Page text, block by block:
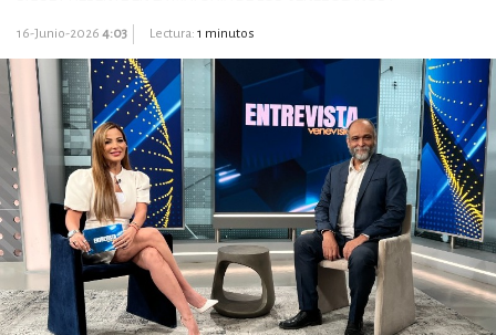
16-Junio-2026 4:03 Lectura: 1 minutos